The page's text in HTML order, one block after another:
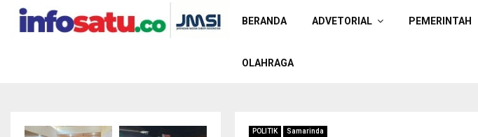
BERANDA ADVETORIAL PEMERINTAH
OLAHRAGA
POLITIK Samarinda